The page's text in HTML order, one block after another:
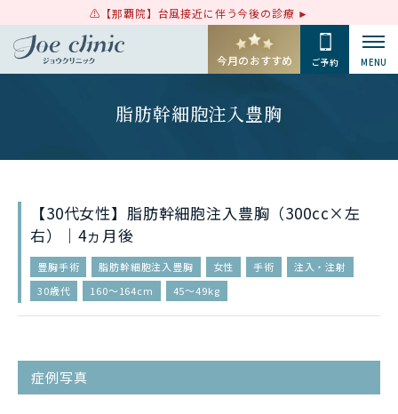
【那覇院】台風接近に伴う今後の診療
今月のおすすめ ご予約 MENU
脂肪幹細胞注入豊胸
【30代女性】脂肪幹細胞注入豊胸（300cc×左
右）｜4ヵ月後
豊胸手術 脂肪幹細胞注入豊胸 女性 手術
注入・注射
30歳代
160〜164cm 45〜49kg
症例写真